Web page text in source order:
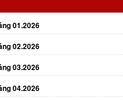
01.2026
02.2026
03.2026
04.2026
05.2026